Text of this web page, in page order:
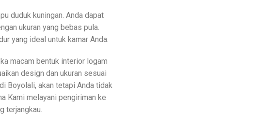
duduk kuningan. Anda dapat
ukuran yang bebas pula.
yang ideal untuk kamar Anda.
macam bentuk interior logam
design dan ukuran sesuai
Boyolali, akan tetapi Anda tidak
Kami melayani pengiriman ke
terjangkau.